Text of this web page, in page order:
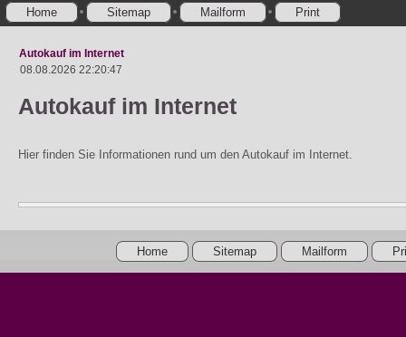
Home Sitemap Mailform Print
Autokauf im Internet
08.08.2026 22:20:47
Autokauf im Internet
Hier finden Sie Informationen rund um den Autokauf im Internet.
Home Sitemap Mailform